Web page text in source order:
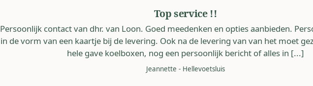
Top service !!
Persoonlijk contact van dhr. van Loon. Goed meedenken en opties aanbieden.
in de vorm van een kaartje bij de levering. Ook na de levering van van het moet
hele gave koelboxen, nog een persoonlijk bericht of alles in [...]
Jeannette - Hellevoetsluis